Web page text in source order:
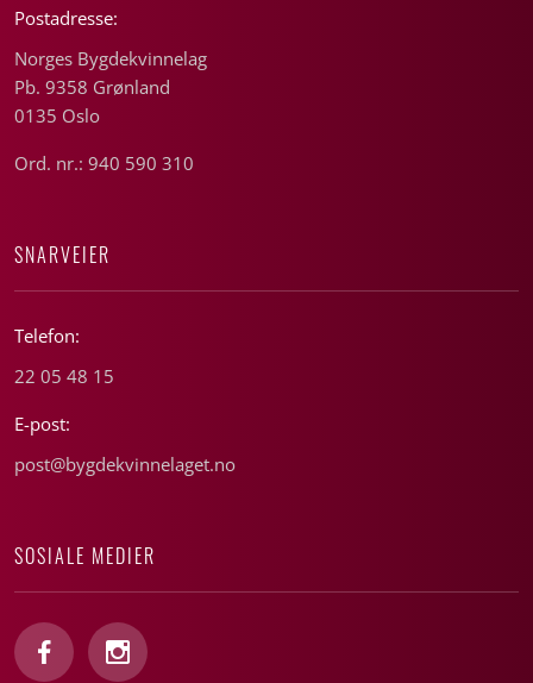
Postadresse:
Norges Bygdekvinnelag
Pb. 9358 Grønland
0135 Oslo
Ord. nr.: 940 590 310
SNARVEIER
Telefon:
22 05 48 15
E-post:
post@bygdekvinnelaget.no
SOSIALE MEDIER